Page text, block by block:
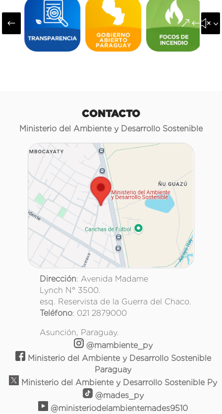
#
CONTACTO
Ministerio del Ambiente y Desarrollo Sostenible
Dirección: Avenida Madame
Lynch N° 3500.
esq. Reservista de la Guerra del Chaco.
Teléfono: 021 2879000
Asunción, Paraguay.
@mambiente_py
Ministerio del Ambiente y Desarrollo Sostenible
Paraguay
Ministerio del Ambiente y Desarrollo Sostenible Py
@mades_py
@ministeriodelambientemades9510